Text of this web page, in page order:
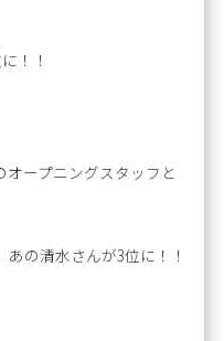
！！
ープニングスタッフと
の清水さんが3位に！！